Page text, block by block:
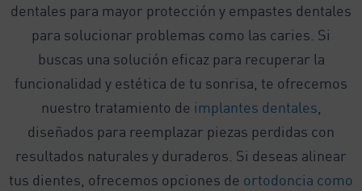
dentales para mayor protección y empastes dentales
para solucionar problemas como las caries. Si
buscas una solución eficaz para recuperar la
funcionalidad y estética de tu sonrisa, te ofrecemos
nuestro tratamiento de implantes dentales
diseñados para reemplazar piezas perdidas con
resultados naturales y duraderos. Si deseas alinear
tus dientes, ofrecemos opciones de ortodoncia como